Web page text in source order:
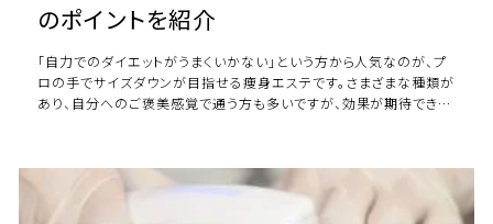
のポイントを紹介
「自力でのダイエットがうまくいかない」という方から人気なのが、プ
ロの手でサイズダウンが目指せる痩身エステです。さまざまな種類が
あり、自分へのご褒美感覚で通う方も多いですが、効果が期待できな